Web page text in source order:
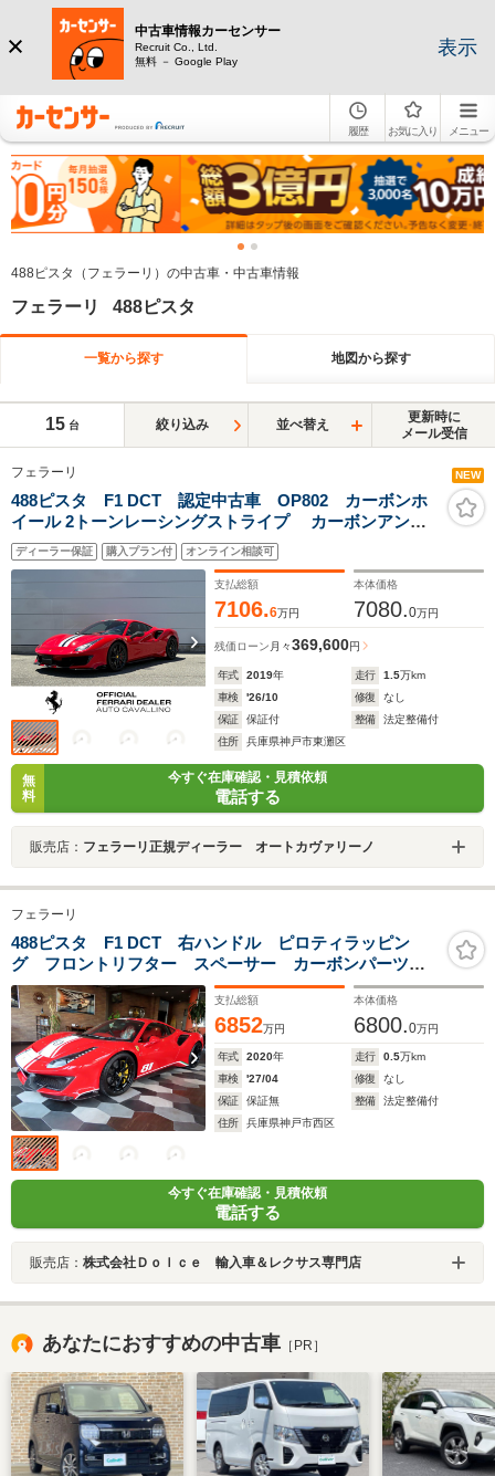
中古車情報カーセンサー
Recruit Co., Ltd.
無料 － Google Play
表示
履歴 お気に入り メニュー
488ピスタ（フェラーリ）の中古車・中古車情報
フェラーリ 488ピスタ
一覧から探す 地図から探す
15 台 絞り込み 並べ替え
更新時に
メール受信
フェラーリ NEW
488ピスタ F1 DCT 認定中古車 OP802 カーボンホ
イール 2トーンレーシングストライプ カーボンアンダ
ードアカバー カーボンリアモールディング カーボン
インストゥルメントクラスター フロントサスペンショ
ンリフトシステム
ディーラー保証 購入プラン付 オンライン相談可
支払総額
7106.6万円
本体価格
7080.0万円
残価ローン 月々369,600円
年式 2019年 走行 1.5万km
車検
'26/10 修復
なし
保証
保証付 整備
法定整備付
住所
兵庫県神戸市東灘区
無
料
今すぐ在庫確認・見積依頼
電話する
販売店： フェラーリ正規ディーラー オートカヴァリーノ
フェラーリ
488ピスタ F1 DCT 右ハンドル ピロティラッピン
グ フロントリフター スペーサー カーボンパーツ
ロールバー
支払総額
6852万円
本体価格
6800.0万円
年式 2020年 走行 0.5万km
車検
'27/04 修復
なし
保証
保証無 整備
法定整備付
住所
兵庫県神戸市西区
今すぐ在庫確認・見積依頼
電話する
販売店： 株式会社Ｄｏｌｃｅ 輸入車＆レクサス専門店
あなたにおすすめの中古車 ［PR］